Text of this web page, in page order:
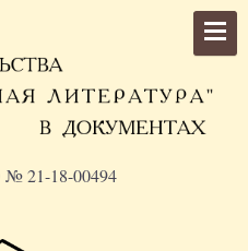
№ 21-18-00494